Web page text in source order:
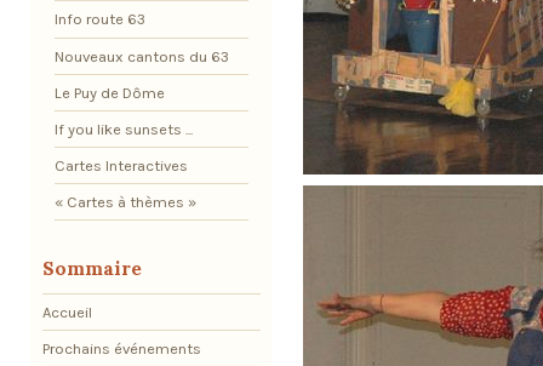
Info route 63
Nouveaux cantons du 63
Le Puy de Dôme
If you like sunsets ...
Cartes Interactives
« Cartes à thèmes »
Sommaire
Accueil
Prochains événements